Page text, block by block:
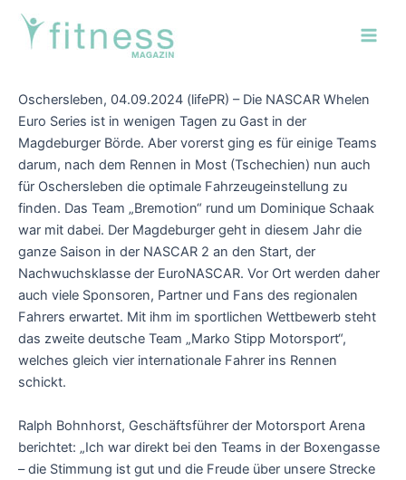
Zum
Inhalt
springen
Oschersleben, 04.09.2024 (lifePR) – Die NASCAR Whelen
Euro Series ist in wenigen Tagen zu Gast in der
Magdeburger Börde. Aber vorerst ging es für einige Teams
darum, nach dem Rennen in Most (Tschechien) nun auch
für Oschersleben die optimale Fahrzeugeinstellung zu
finden. Das Team „Bremotion“ rund um Dominique Schaak
war mit dabei. Der Magdeburger geht in diesem Jahr die
ganze Saison in der NASCAR 2 an den Start, der
Nachwuchsklasse der EuroNASCAR. Vor Ort werden daher
auch viele Sponsoren, Partner und Fans des regionalen
Fahrers erwartet. Mit ihm im sportlichen Wettbewerb steht
das zweite deutsche Team „Marko Stipp Motorsport“,
welches gleich vier internationale Fahrer ins Rennen
schickt.
Ralph Bohnhorst, Geschäftsführer der Motorsport Arena
berichtet: „Ich war direkt bei den Teams in der Boxengasse
– die Stimmung ist gut und die Freude über unsere Strecke
Post
navigation